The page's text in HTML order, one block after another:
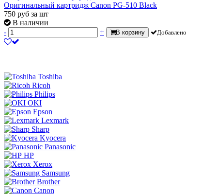
Оригинальный картридж Canon PG-510 Black
750 руб за шт
В наличии
-
+ В корзину Добавлено
Toshiba
Ricoh
Philips
OKI
Epson
Lexmark
Sharp
Kyocera
Panasonic
HP
Xerox
Samsung
Brother
Canon